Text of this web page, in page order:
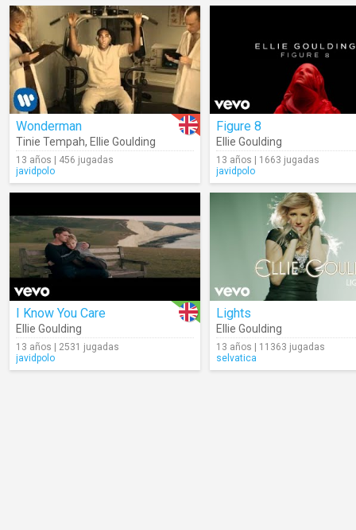
Wonderman
Tinie Tempah, Ellie Goulding
13 años | 456 jugadas
javidpolo
Figure 8
Ellie Goulding
13 años | 1663 jugadas
javidpolo
I Know You Care
Ellie Goulding
13 años | 2531 jugadas
javidpolo
Lights
Ellie Goulding
13 años | 11363 jugadas
selvatica